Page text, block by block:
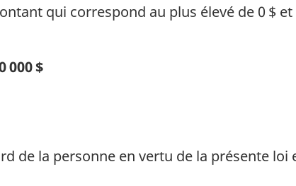
qui correspond au plus élevé de 0 $ et
000 $
de la personne en vertu de la présente loi